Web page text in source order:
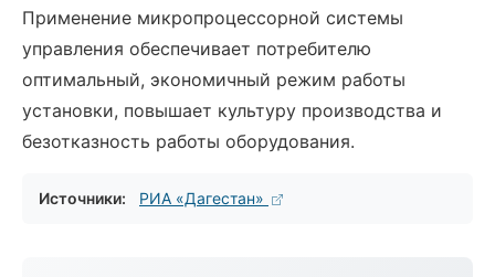
Применение микропроцессорной системы
управления обеспечивает потребителю
оптимальный, экономичный режим работы
установки, повышает культуру производства и
безотказность работы оборудования.
Источники: РИА «Дагестан»